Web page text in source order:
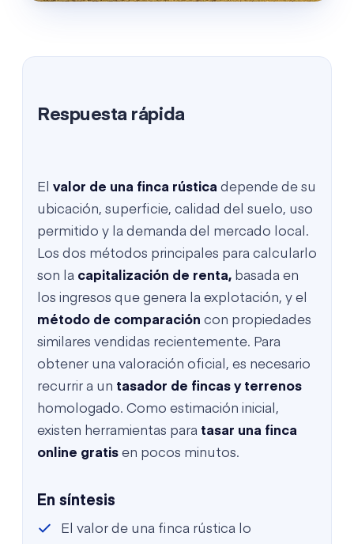
Respuesta rápida
El valor de una finca rústica depende de su
ubicación, superficie, calidad del suelo, uso
permitido y la demanda del mercado local.
Los dos métodos principales para calcularlo
son la capitalización de renta, basada en
los ingresos que genera la explotación, y el
método de comparación con propiedades
similares vendidas recientemente. Para
obtener una valoración oficial, es necesario
recurrir a un tasador de fincas y terrenos
homologado. Como estimación inicial,
existen herramientas para tasar una finca
online gratis en pocos minutos.
En síntesis
El valor de una finca rústica lo